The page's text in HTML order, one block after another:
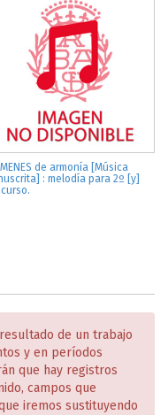
de armonía [Música
: melodía para 2º [y]
de un trabajo
y en períodos
que hay registros
campos que
iremos sustituyendo